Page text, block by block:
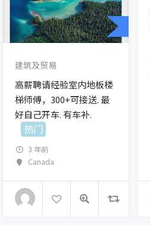
建筑及贸易
高薪聘请经验室内地板楼
梯师傅，300+可接送. 最
好自己开车. 有车补.
热门
3 年前
Canada